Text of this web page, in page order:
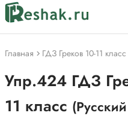
Главная ГДЗ Греков 10-11 класс
Упр.424 ГДЗ
11 класс